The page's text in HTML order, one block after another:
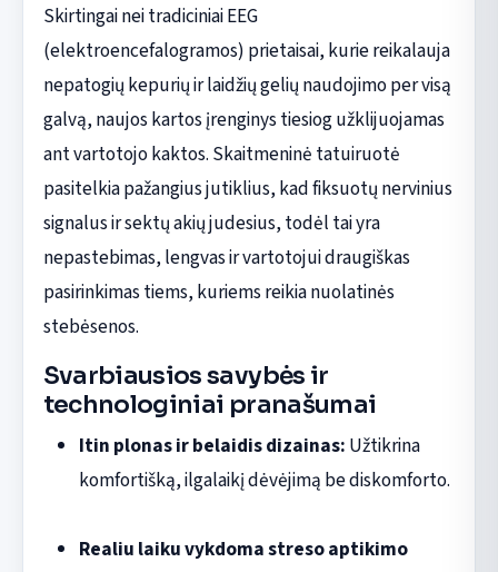
Skirtingai nei tradiciniai EEG
(elektroencefalogramos) prietaisai, kurie reikalauja
nepatogių kepurių ir laidžių gelių naudojimo per visą
galvą, naujos kartos įrenginys tiesiog užklijuojamas
ant vartotojo kaktos. Skaitmeninė tatuiruotė
pasitelkia pažangius jutiklius, kad fiksuotų nervinius
signalus ir sektų akių judesius, todėl tai yra
nepastebimas, lengvas ir vartotojui draugiškas
pasirinkimas tiems, kuriems reikia nuolatinės
stebėsenos.
Svarbiausios savybės ir
technologiniai pranašumai
Itin plonas ir belaidis dizainas: Užtikrina
komfortišką, ilgalaikį dėvėjimą be diskomforto.
Realiu laiku vykdoma streso aptikimo